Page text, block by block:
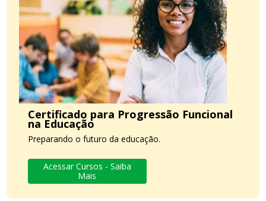
Certificado para Progressão Funcional
na Educação
Preparando o futuro da educação.
Acessar Cursos - Saiba
Mais